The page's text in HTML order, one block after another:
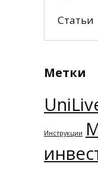
Статьи
Метки
Инструкции